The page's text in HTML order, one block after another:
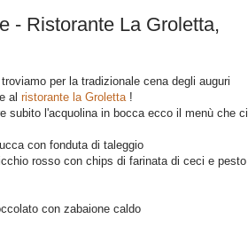
- Ristorante La Groletta,
per la tradizionale cena degli auguri
alristorante la Groletta !
subito l'acquolina in bocca ecco il menù che ci
con fonduta di taleggio
rosso con chips di farinata di ceci e pesto
con zabaione caldo